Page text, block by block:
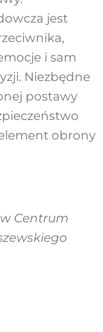
jest
i sam
Niezbędne
postawy
obrony
Centrum